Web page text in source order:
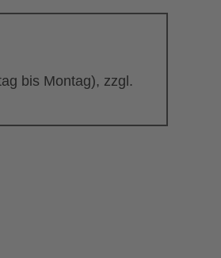
bis Montag), zzgl.